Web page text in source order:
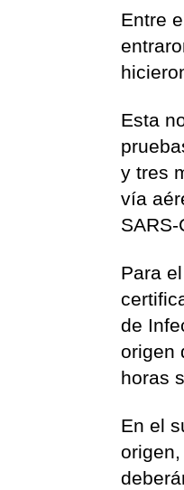
Entre
Esta
y tres
vía
SARS-
Para
de
origen
horas
En el